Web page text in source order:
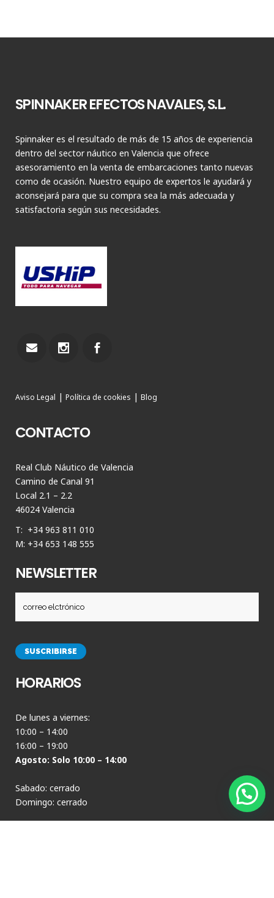
SPINNAKER EFECTOS NAVALES, S.L.
Spinnaker es el resultado de más de 15 años de experiencia
dentro del sector náutico en Valencia que ofrece
asesoramiento en la venta de embarcaciones tanto nuevas
como de ocasión. Nuestro equipo de expertos le ayudará y
aconsejará para que su compra sea la más adecuada y
satisfactoria según sus necesidades.
Aviso Legal | Política de cookies | Blog
CONTACTO
Real Club Náutico de Valencia
Camino de Canal 91
Local 2.1 – 2.2
46024 Valencia
T: +34 963 811 010
M: +34 653 148 555
NEWSLETTER
HORARIOS
De lunes a viernes:
10:00 – 14:00
16:00 – 19:00
Agosto: Solo 10:00 – 14:00
Sabado: cerrado
Domingo: cerrado